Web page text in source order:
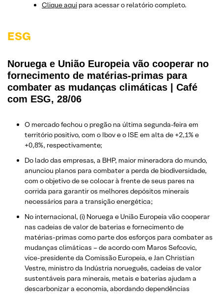
Clique aqui para acessar o relatório completo.
ESG
Noruega e União Europeia vão cooperar no
fornecimento de matérias-primas para
combater as mudanças climáticas | Café
com ESG, 28/06
O mercado fechou o pregão na última segunda-feira em
território positivo, com o Ibov e o ISE em alta de +2,1% e
+0,8%, respectivamente;
Do lado das empresas, a BHP, maior mineradora do mundo,
anunciou planos para combater a perda de biodiversidade,
com o objetivo de se colocar à frente de seus pares na
corrida para garantir os melhores depósitos minerais
necessários para a transição energética;
No internacional, (i) Noruega e União Europeia vão cooperar
nas cadeias de valor de baterias e fornecimento de
matérias-primas como parte dos esforços para combater as
mudanças climáticas – de acordo com Maros Sefcovic,
vice-presidente da Comissão Europeia, e Jan Christian
Vestre, ministro da Indústria norueguês, cadeias de valor
sustentáveis ​​para minerais, metais e baterias ajudam a
descarbonizar a economia, abordando dependências